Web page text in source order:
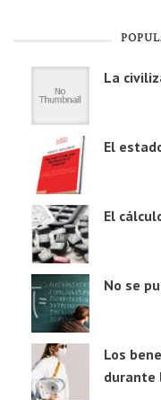
La
El
El
No se
Los
durante